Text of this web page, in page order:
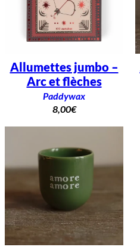
Allumettes jumbo –
Arc et flèches
Paddywax
8,00€